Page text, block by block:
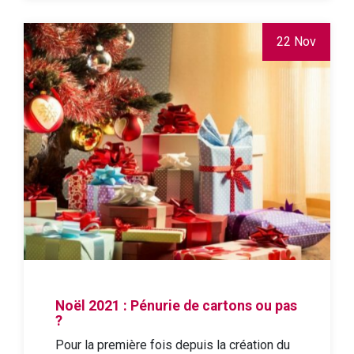
22 Nov
Noël 2021 : Pénurie de cartons ou pas
?
Pour la première fois depuis la création du